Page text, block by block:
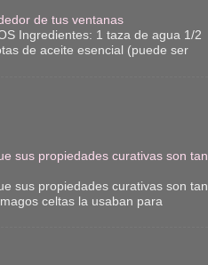
de tus ventanas
Ingredientes: 1 taza de agua 1/2
de aceite esencial (puede ser
sus propiedades curativas son tan
sus propiedades curativas son tan
celtas la usaban para